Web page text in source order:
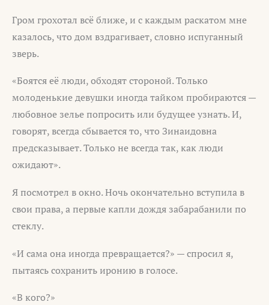
Гром грохотал всё ближе, и с каждым раскатом мне
казалось, что дом вздрагивает, словно испуганный
зверь.
«Боятся её люди, обходят стороной. Только
молоденькие девушки иногда тайком пробираются —
любовное зелье попросить или будущее узнать. И,
говорят, всегда сбывается то, что Зинаидовна
предсказывает. Только не всегда так, как люди
ожидают».
Я посмотрел в окно. Ночь окончательно вступила в
свои права, а первые капли дождя забарабанили по
стеклу.
«И сама она иногда превращается?» — спросил я,
пытаясь сохранить иронию в голосе.
«В кого?»